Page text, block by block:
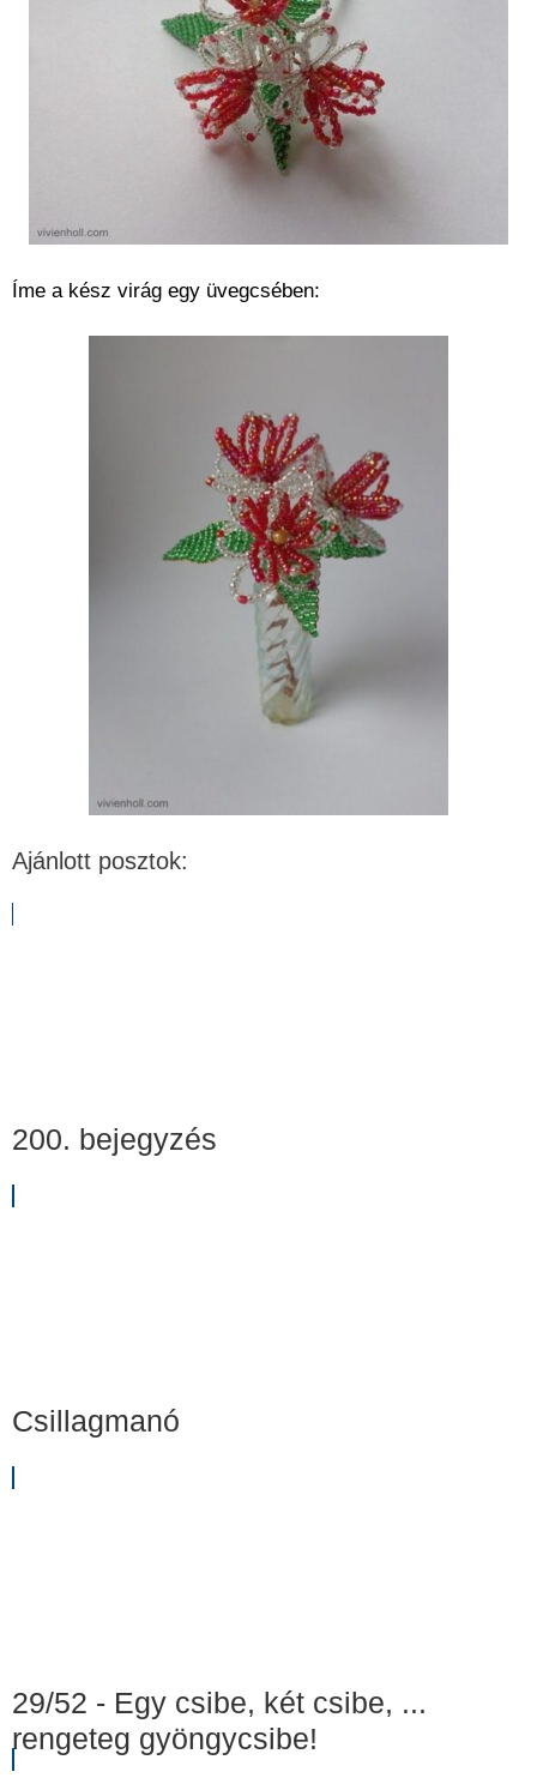
Íme a kész virág egy üvegcsében:
Ajánlott posztok:
200. bejegyzés
Csillagmanó
29/52 - Egy csibe, két csibe, ...
rengeteg gyöngycsibe!